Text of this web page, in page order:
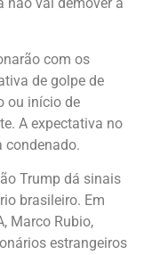
com os
de golpe de
ou início de
A expectativa no
condenado.
Trump dá sinais
brasileiro. Em
Marco Rubio,
estrangeiros